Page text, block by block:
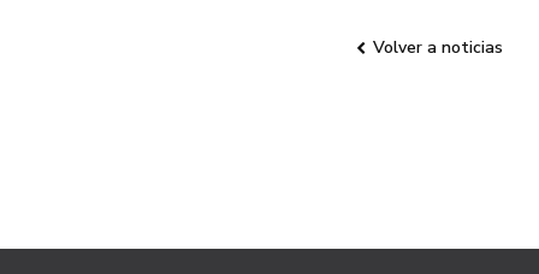
Volver a noticias